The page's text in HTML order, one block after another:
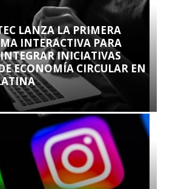
LANZA LA PRIMERA
INTERACTIVA PARA
INICIATIVAS
ECONOMÍA CIRCULAR EN